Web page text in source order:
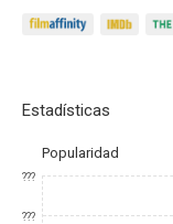
Estadísticas
Popularidad
???
???